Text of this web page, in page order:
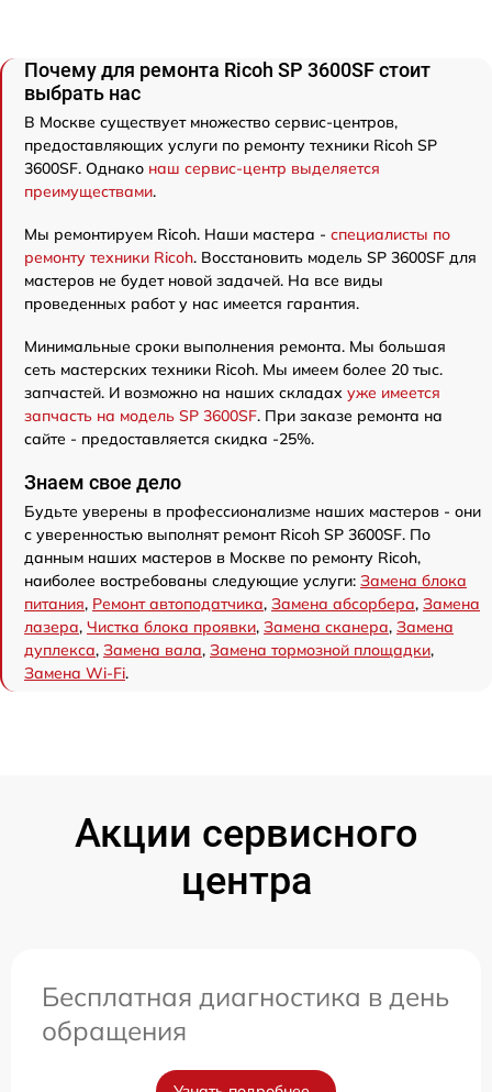
Почему для ремонта Ricoh SP 3600SF стоит
выбрать нас
В Москве существует множество сервис-центров,
предоставляющих услуги по ремонту техники Ricoh SP
3600SF. Однако наш сервис-центр выделяется
преимуществами.
Мы ремонтируем Ricoh. Наши мастера - специалисты по
ремонту техники Ricoh. Восстановить модель SP 3600SF для
мастеров не будет новой задачей. На все виды
проведенных работ у нас имеется гарантия.
Минимальные сроки выполнения ремонта. Мы большая
сеть мастерских техники Ricoh. Мы имеем более 20 тыс.
запчастей. И возможно на наших складах уже имеется
запчасть на модель SP 3600SF. При заказе ремонта на
сайте - предоставляется скидка -25%.
Знаем свое дело
Будьте уверены в профессионализме наших мастеров - они
с уверенностью выполнят ремонт Ricoh SP 3600SF. По
данным наших мастеров в Москве по ремонту Ricoh,
наиболее востребованы следующие услуги: Замена блока
питания, Ремонт автоподатчика, Замена абсорбера, Замена
лазера, Чистка блока проявки, Замена сканера, Замена
дуплекса, Замена вала, Замена тормозной площадки,
Замена Wi-Fi.
Акции сервисного
центра
Бесплатная диагностика в день
обращения